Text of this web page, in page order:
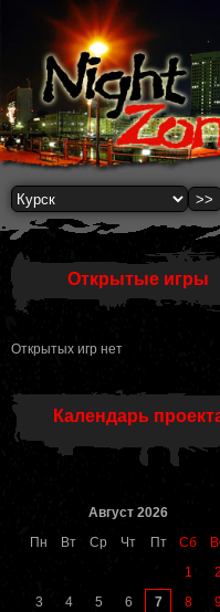
Открытые игры
Открытых игр нет
Календарь
Август 2026
Пн
Вт Ср Чт Пт Сб
1
2
3
4 5 6 7 8